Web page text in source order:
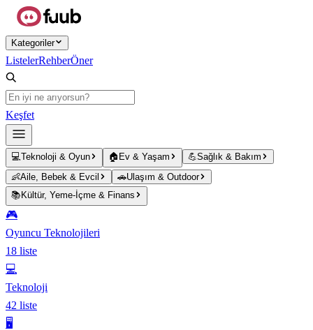
Ana içeriğe atla
Kategoriler
ListelerRehberÖner
Keşfet
💻Teknoloji & Oyun 🏠 Ev & Yaşam 💪Sağlık & Bakım
👶Aile, Bebek & Evcil 🚗Ulaşım & Outdoor
📚 Kültür, Yeme-İçme & Finans
🎮
Oyuncu Teknolojileri
18 liste
💻
Teknoloji
42 liste
🖥️